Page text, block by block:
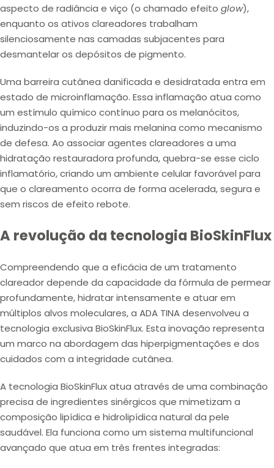
aspecto de radiância e viço (o chamado efeito glow),
enquanto os ativos clareadores trabalham
silenciosamente nas camadas subjacentes para
desmantelar os depósitos de pigmento.
Uma barreira cutânea danificada e desidratada entra em
estado de microinflamação. Essa inflamação atua como
um estímulo químico contínuo para os melanócitos,
induzindo-os a produzir mais melanina como mecanismo
de defesa. Ao associar agentes clareadores a uma
hidratação restauradora profunda, quebra-se esse ciclo
inflamatório, criando um ambiente celular favorável para
que o clareamento ocorra de forma acelerada, segura e
sem riscos de efeito rebote.
A revolução da tecnologia BioSkinFlux
Compreendendo que a eficácia de um tratamento
clareador depende da capacidade da fórmula de permear
profundamente,hidratar intensamente e atuar em
múltiplos alvos moleculares, a ADA TINA desenvolveu a
tecnologia exclusiva BioSkinFlux. Esta inovação representa
um marco na abordagem das hiperpigmentações e dos
cuidados com a integridade cutânea.
A tecnologia BioSkinFlux atua através de uma combinação
precisa de ingredientes sinérgicos que mimetizam a
composição lipídica e hidrolipídica natural da pele
saudável. Ela funciona como um sistema multifuncional
avançado que atua em três frentes integradas: